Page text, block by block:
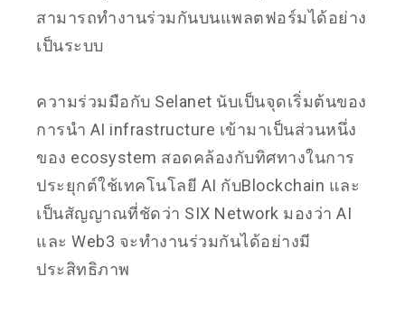
สามารถทำงานร่วมกันบนแพลตฟอร์มได้อย่าง
เป็นระบบ
ความร่วมมือกับ Selanet นับเป็นจุดเริ่มต้นของ
การนำ AI infrastructure เข้ามาเป็นส่วนหนึ่ง
ของ ecosystem สอดคล้องกับทิศทางในการ
ประยุกต์ใช้เทคโนโลยี AI กับBlockchain และ
เป็นสัญญาณที่ชัดว่า SIX Network มองว่า AI
และ Web3 จะทำงานร่วมกันได้อย่างมี
ประสิทธิภาพ